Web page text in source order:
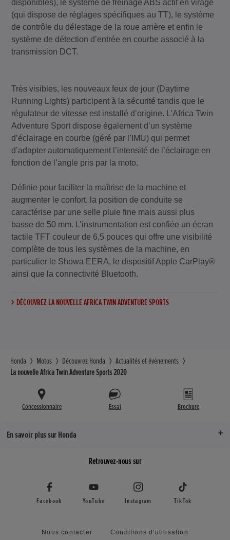
disponibles), le système de freinage ABS actif en virage
(qui dispose de réglages spécifiques au TT), le système
de contrôle du délestage de la roue arrière et enfin le
système de détection d’entrée en courbe associé à la
transmission DCT.
Très visibles, les nouveaux feux de jour (Daytime
Running Lights) participent à la sécurité tandis que le
régulateur de vitesse est installé d’origine. L’Africa Twin
Adventure Sport dispose également d’un système
d’éclairage en courbe (géré par l’IMU) qui permet
d’adapter automatiquement l’intensité de l’éclairage en
fonction de l’angle pris par la moto.
Définie pour faciliter la maîtrise de la machine et
augmenter le confort, la position de conduite se
caractérise par une selle pluie fine mais aussi plus
basse de 50 mm. L’instrumentation est confiée un écran
tactile TFT couleur de 6,5 pouces qui offre une visibilité
complète de tous les systèmes de la machine, en
particulier le Showa EERA, le dispositif Apple CarPlay®
ainsi que la connectivité Bluetooth.
DÉCOUVREZ LA NOUVELLE AFRICA TWIN ADVENTURE SPORTS
Honda Motos Découvrez Honda
Actualités et événements
La nouvelle Africa Twin Adventure Sports 2020
Concessionnaire Essai Brochure
En savoir plus sur Honda
Retrouvez-nous sur
Facebook YouTube Instagram TikTok
Nous contacter Conditions d'utilisation